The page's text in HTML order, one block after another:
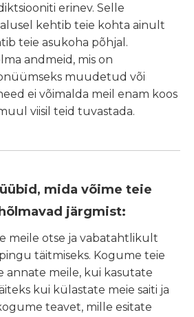
erinev. Selle
kehtib teie kohta ainult
teie asukoha põhjal.
andmeid, mis on
muudetud või
ei võimalda meil enam koos
viisil teid tuvastada.
mida võime teie
järgmist:
meile otse ja vabatahtlikult
täitmiseks. Kogume teie
annate meile, kui kasutate
kui külastate meie saiti ja
teavet, mille esitate